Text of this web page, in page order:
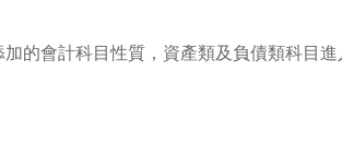
加的會計科目性質，資產類及負債類科目